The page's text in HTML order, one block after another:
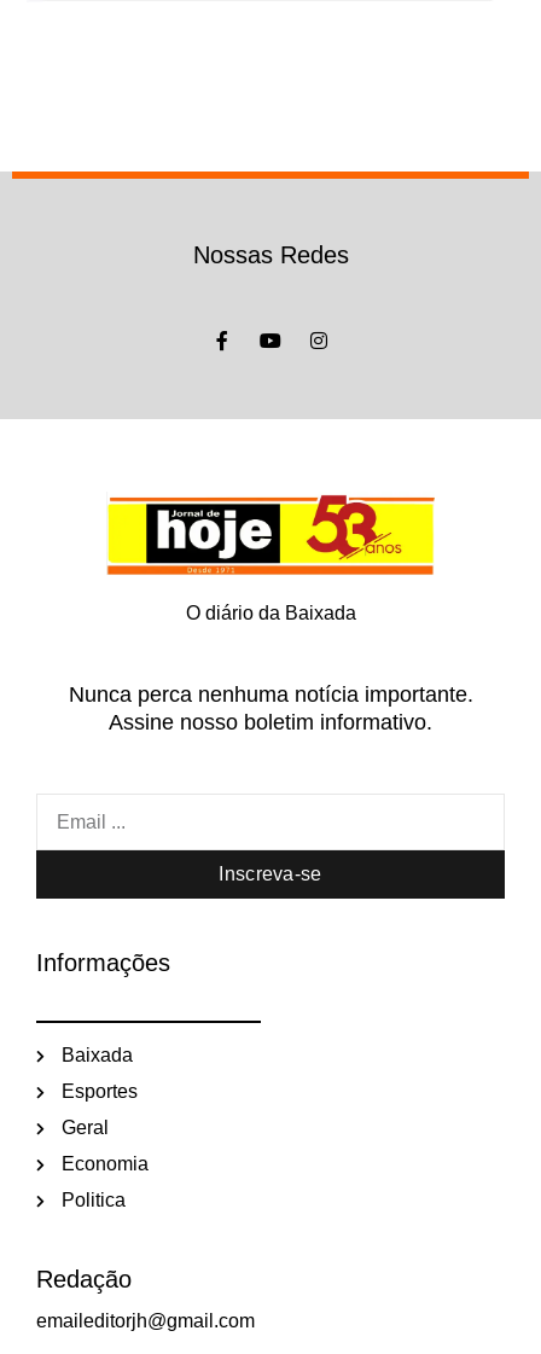
Nossas Redes
O diário da Baixada
Nunca perca nenhuma notícia importante.
Assine nosso boletim informativo.
Inscreva-se
Informações
Baixada
Esportes
Geral
Economia
Politica
Redação
emaileditorjh@gmail.com